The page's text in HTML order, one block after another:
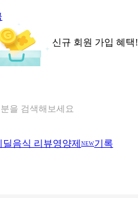
신규 회원 가입 혜택!
을 검색해보세요
딜음식 리뷰영양제 NEW기록